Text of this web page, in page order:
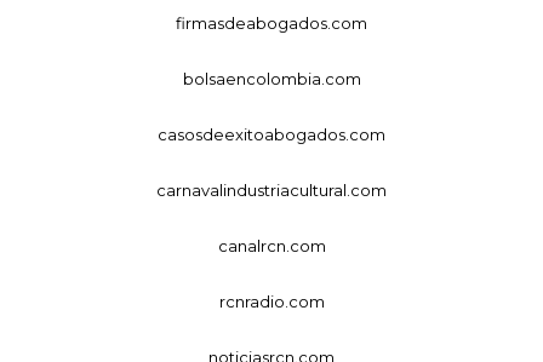
firmasdeabogados.com
bolsaencolombia.com
casosdeexitoabogados.com
carnavalindustriacultural.com
canalrcn.com
rcnradio.com
noticiasrcn.com